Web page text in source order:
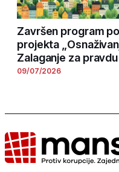
Završen program
projekta
Zalaganje za
09/07/2026